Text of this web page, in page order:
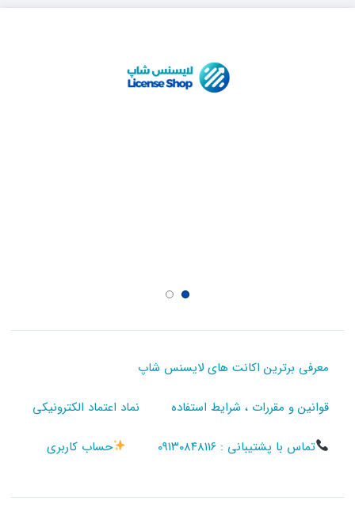
معرفی برترین اکانت های لایسنس شاپ
قوانین و مقررات ، شرایط استفاده نماد اعتماد الکترونیکی
تماس با پشتیبانی : ۰۹۱۳۰۸۴۸۱۱۶ حساب کاربری